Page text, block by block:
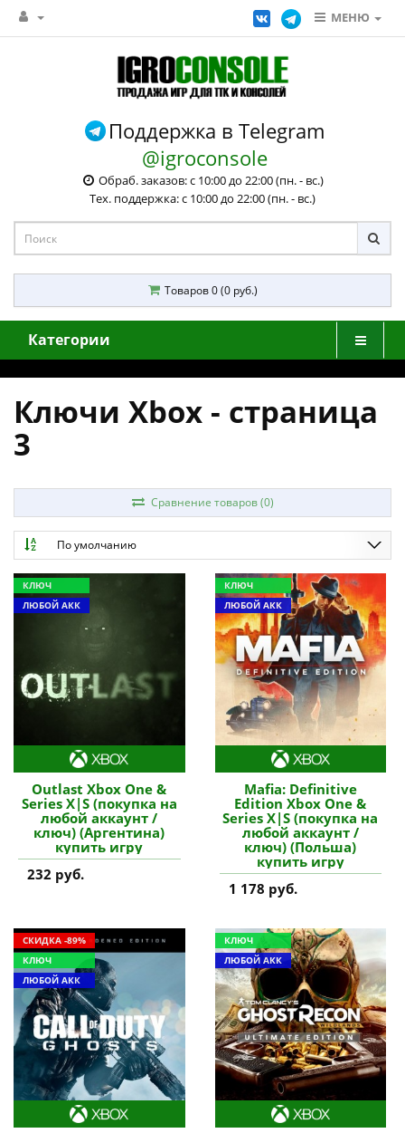
МЕНЮ
Поддержка в Telegram
@igroconsole
Обраб. заказов: с 10:00 до 22:00 (пн. - вс.)
Тех. поддержка: с 10:00 до 22:00 (пн. - вс.)
Товаров 0 (0 руб.)
Категории
Ключи Xbox - страница
3
Сравнение товаров (0)
По умолчанию
КЛЮЧ
ЛЮБОЙ АКК
Outlast Xbox One &
Series X|S (покупка на
любой аккаунт /
ключ) (Аргентина)
купить игру
232 руб.
КЛЮЧ
ЛЮБОЙ АКК
Mafia: Definitive
Edition Xbox One &
Series X|S (покупка на
любой аккаунт /
ключ) (Польша)
купить игру
1 178 руб.
СКИДКА -89%
КЛЮЧ
ЛЮБОЙ АКК
КЛЮЧ
ЛЮБОЙ АКК